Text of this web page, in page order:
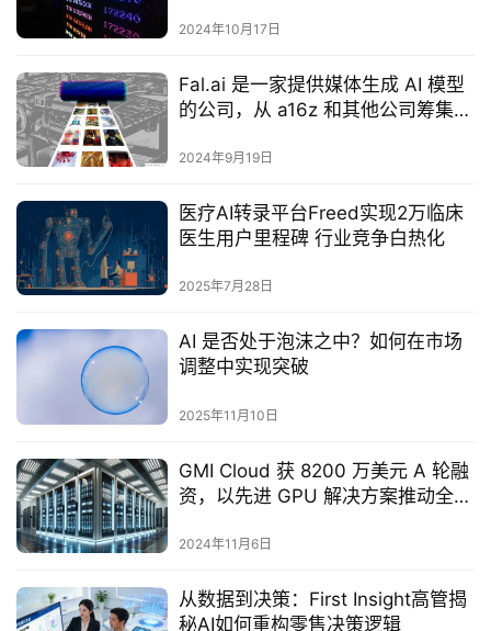
2024年10月17日
Fal.ai 是一家提供媒体生成 AI 模型
的公司，从 a16z 和其他公司筹集了
2024年9月19日
医疗AI转录平台Freed实现2万临床
医生用户里程碑 行业竞争白热化‌
2025年7月28日
AI 是否处于泡沫之中？如何在市场
调整中实现突破
2025年11月10日
GMI Cloud 获 8200 万美元 A 轮融
资，以先进 GPU 解决方案推动全球
2024年11月6日
从数据到决策：First Insight高管揭
秘AI如何重构零售决策逻辑